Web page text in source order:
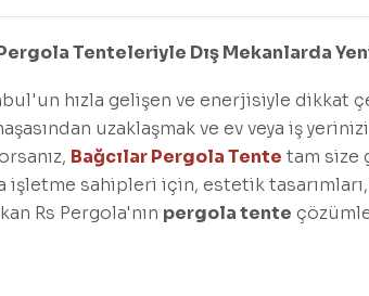
Tenteleriyle Dış Mekanlarda
hızla gelişen ve enerjisiyle dikkat
uzaklaşmak ve ev veya iş
Bağcılar Pergola Tente tam size
işletme sahipleri için, estetik
Rs Pergola'nın pergola tente